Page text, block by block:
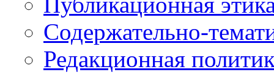
Содержательно-
Редакционная